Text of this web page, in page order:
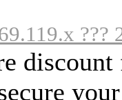
???